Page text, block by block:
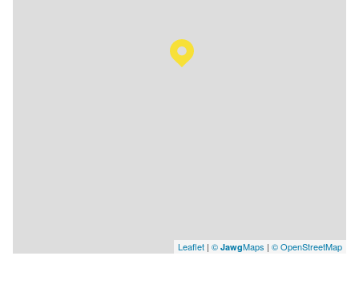
Leaflet | © JawgMaps | © OpenStreetMap